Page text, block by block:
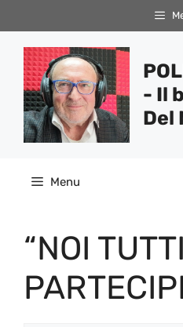
al
contenuto
- Il
Del
Menu
“NOI